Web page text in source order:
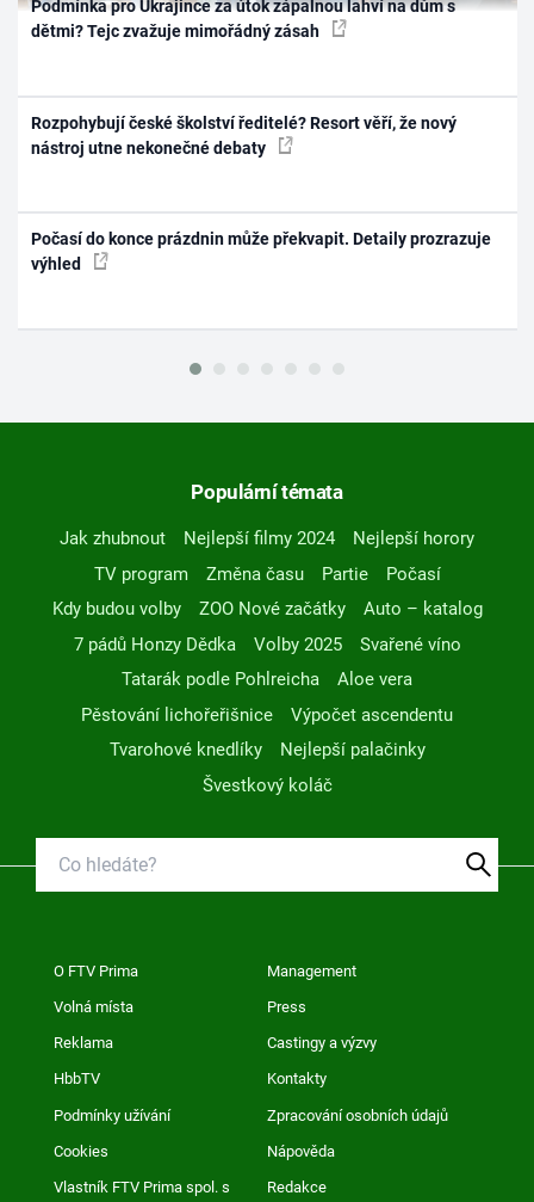
Podmínka pro Ukrajince za útok zápalnou lahví na dům s
dětmi? Tejc zvažuje mimořádný zásah
Rozpohybují české školství ředitelé? Resort věří, že nový
nástroj utne nekonečné debaty
Počasí do konce prázdnin může překvapit. Detaily prozrazuje
výhled
Populární témata
Jak zhubnout Nejlepší filmy 2024
Nejlepší horory
TV program
Změna času Partie
Počasí
Kdy budou volby
ZOO Nové začátky
Auto – katalog
7 pádů Honzy Dědka
Volby 2025
Svařené víno
Tatarák podle Pohlreicha
Aloe vera
Pěstování lichořeřišnice
Výpočet ascendentu
Tvarohové knedlíky
Nejlepší palačinky
Švestkový koláč
O FTV Prima Management
Volná místa Press
Reklama Castingy a výzvy
HbbTV Kontakty
Podmínky užívání Zpracování osobních údajů
Cookies Nápověda
Vlastník FTV Prima spol. s
Redakce